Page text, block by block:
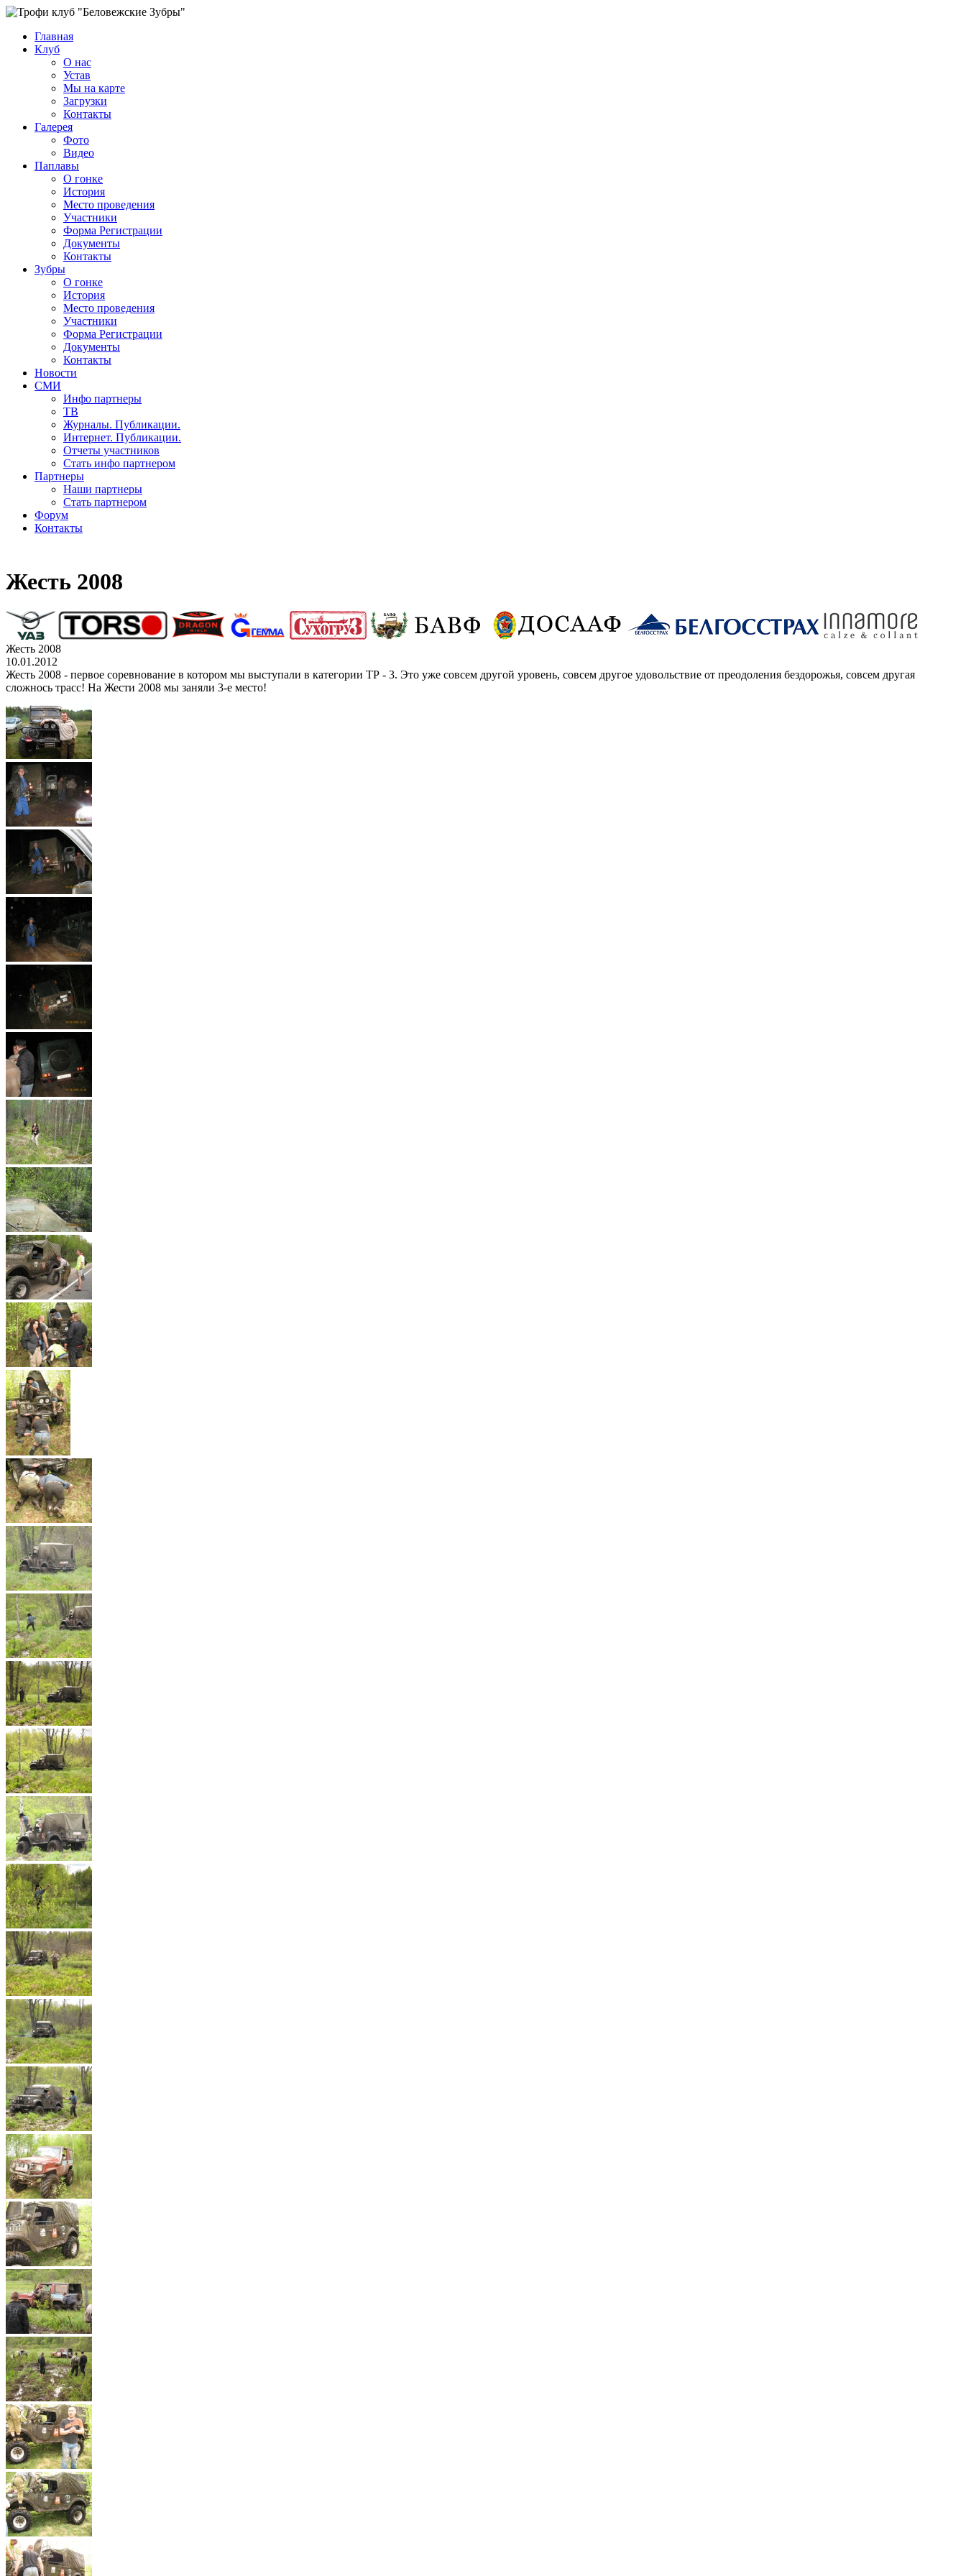
Главная
Клуб
О нас
Устав
Мы на карте
Загрузки
Контакты
Галерея
Фото
Видео
Паплавы
О гонке
История
Место проведения
Участники
Форма Регистрации
Документы
Контакты
Зубры
О гонке
История
Место проведения
Участники
Форма Регистрации
Документы
Контакты
Новости
СМИ
Инфо партнеры
ТВ
Журналы. Публикации.
Интернет. Публикации.
Отчеты участников
Стать инфо партнером
Партнеры
Наши партнеры
Стать партнером
Форум
Контакты
Жесть 2008
Жесть 2008
10.01.2012
Жесть 2008 - первое соревнование в котором мы выступали в категории ТР - 3. Это уже совсем другой уровень, совсем другое удовольствие от преодоления бездорожья, совсем другая
сложнось трасс! На Жести 2008 мы заняли 3-е место!